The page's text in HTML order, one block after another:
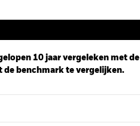
10 jaar vergeleken met de
de benchmark te vergelijken.